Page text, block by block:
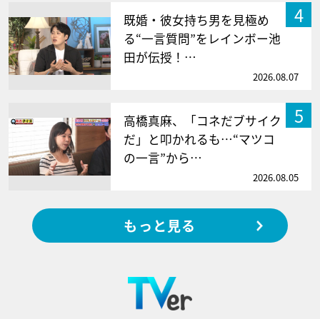
4
既婚・彼女持ち男を見極め
る“一言質問”をレインボー池
田が伝授！…
2026.08.07
5
高橋真麻、「コネだブサイク
だ」と叩かれるも…“マツコ
の一言”から…
2026.08.05
もっと見る